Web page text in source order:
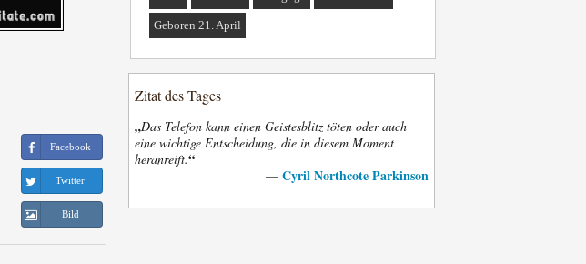
Facebook
Twitter
Bild
Geboren 21. April
Zitat des Tages
„Das Telefon kann einen Geistesblitz töten oder auch
eine wichtige Entscheidung, die in diesem Moment
heranreift.“
— Cyril Northcote Parkinson